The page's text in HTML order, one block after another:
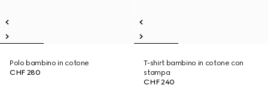
Polo bambino in cotone
CHF 280
T-shirt bambino in cotone con
stampa
CHF 240